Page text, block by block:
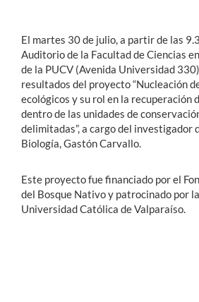
English
El martes 30 de julio, a partir de las
Auditorio de la Facultad de Ciencias
de la PUCV (Avenida Universidad
resultados del proyecto “Nucleación
ecológicos y su rol en la recuperación
dentro de las unidades de
delimitadas”, a cargo del investigador
Biología, Gastón Carvallo.
Este proyecto fue financiado por el
del Bosque Nativo y patrocinado por
Universidad Católica de Valparaíso.